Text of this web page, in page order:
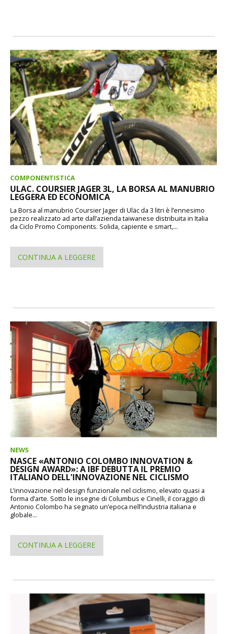
COMPONENTISTICA
ULAC. COURSIER JAGER 3L, LA BORSA AL MANUBRIO
LEGGERA ED ECONOMICA
La Borsa al manubrio Coursier Jager di Uläc da 3 litri è l’ennesimo
pezzo realizzato ad arte dall’azienda taiwanese distribuita in Italia
da Ciclo Promo Components. Solida, capiente e smart,...
CONTINUA A LEGGERE
NEWS
NASCE «ANTONIO COLOMBO INNOVATION &
DESIGN AWARD»: A IBF DEBUTTA IL PREMIO
ITALIANO DELL'INNOVAZIONE NEL CICLISMO
L’innovazione nel design funzionale nel ciclismo, elevato quasi a
forma d’arte. Sotto le insegne di Columbus e Cinelli, il coraggio di
Antonio Colombo ha segnato un’epoca nell’industria italiana e
globale...
CONTINUA A LEGGERE